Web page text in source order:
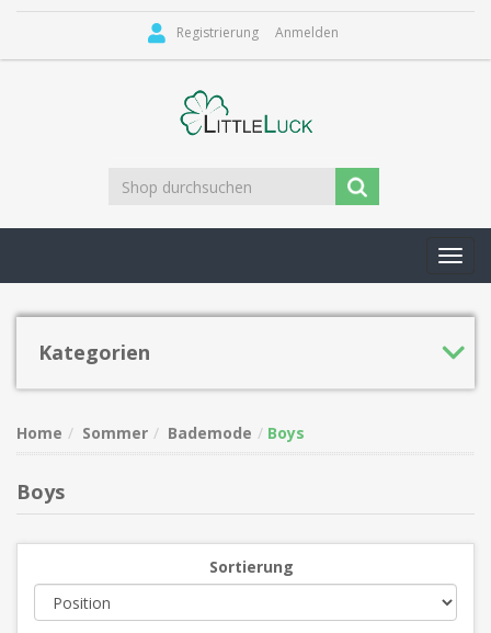
Registrierung Anmelden
Kategorien
Home Sommer Bademode Boys
Boys
Sortierung